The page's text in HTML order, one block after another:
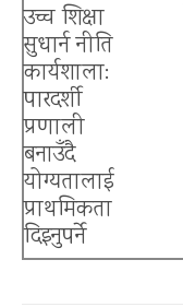
उच्च शिक्षा
सुधार्न नीति
कार्यशाला:
पारदर्शी
प्रणाली
बनाउँदै
योग्यतालाई
प्राथमिकता
दिइनुपर्ने